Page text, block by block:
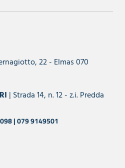
22 - Elmas 070
| Strada 14, n. 12 - z.i. Predda
| 079 9149501